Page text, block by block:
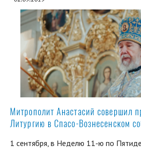
Митрополит Анастасий совершил
Литургию в Спасо-Вознесенском
1 сентября, в Неделю 11-ю по